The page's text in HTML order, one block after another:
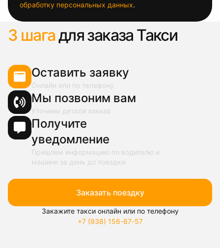
обработку персональных данных.
3 шагадля заказа Такси
Оставить заявку
Онлайн или по телефону
Мы позвоним вам
Уточним детали заказа
Получите
уведомление
Пришлем информацию по водителю и
машине за день до поездки
Заказать поездку
Закажите такси онлайн или по телефону
+7 (938) 156-87-57